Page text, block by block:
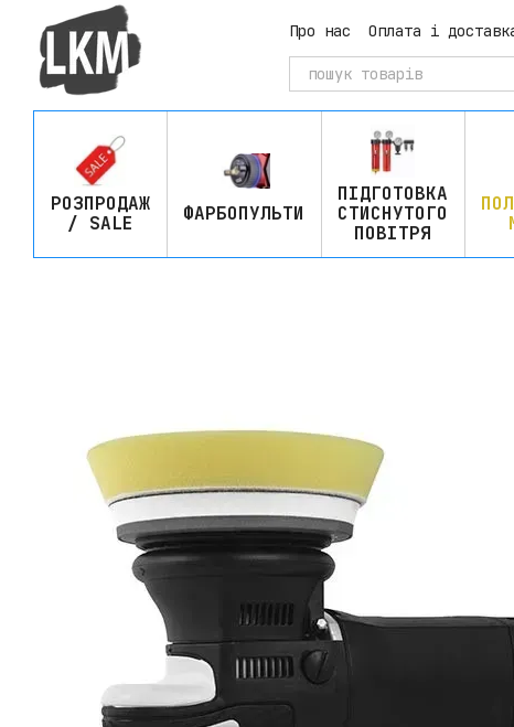
Перейти до основного контенту
Про нас Оплата і
РОЗПРОДАЖ
/ SALE
ФАРБОПУЛЬТИ
ПІДГОТОВКА
СТИСНУТОГО
ПОВІТРЯ